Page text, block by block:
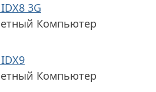
3G
Компьютер
Компьютер